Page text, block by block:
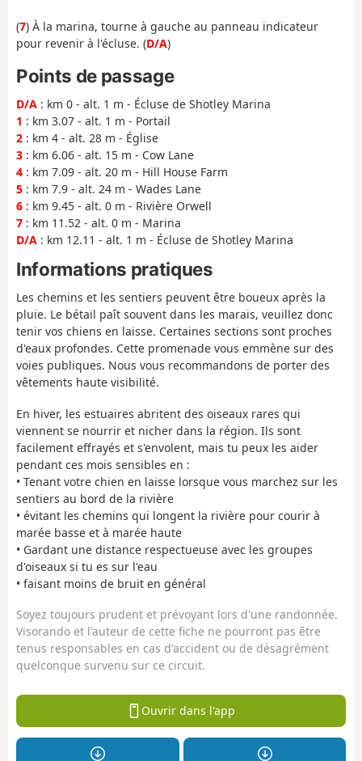
(7) À la marina, tourne à gauche au panneau indicateur
pour revenir à l'écluse. (D/A)
Points de passage
D/A : km 0 - alt. 1 m - Écluse de Shotley Marina
1 : km 3.07 - alt. 1 m - Portail
2 : km 4 - alt. 28 m - Église
3 : km 6.06 - alt. 15 m - Cow Lane
4 : km 7.09 - alt. 20 m - Hill House Farm
5 : km 7.9 - alt. 24 m - Wades Lane
6 : km 9.45 - alt. 0 m - Rivière Orwell
7 : km 11.52 - alt. 0 m - Marina
D/A : km 12.11 - alt. 1 m - Écluse de Shotley Marina
Informations pratiques
Les chemins et les sentiers peuvent être boueux après la
pluie. Le bétail paît souvent dans les marais, veuillez donc
tenir vos chiens en laisse. Certaines sections sont proches
d'eaux profondes. Cette promenade vous emmène sur des
voies publiques. Nous vous recommandons de porter des
vêtements haute visibilité.
En hiver, les estuaires abritent des oiseaux rares qui
viennent se nourrir et nicher dans la région. Ils sont
facilement effrayés et s'envolent, mais tu peux les aider
pendant ces mois sensibles en :
• Tenant votre chien en laisse lorsque vous marchez sur les
sentiers au bord de la rivière
• évitant les chemins qui longent la rivière pour courir à
marée basse et à marée haute
• Gardant une distance respectueuse avec les groupes
d'oiseaux si tu es sur l'eau
• faisant moins de bruit en général
Soyez toujours prudent et prévoyant lors d'une randonnée.
Visorando et l'auteur de cette fiche ne pourront pas être
tenus responsables en cas d'accident ou de désagrément
quelconque survenu sur ce circuit.
Ouvrir dans l'app